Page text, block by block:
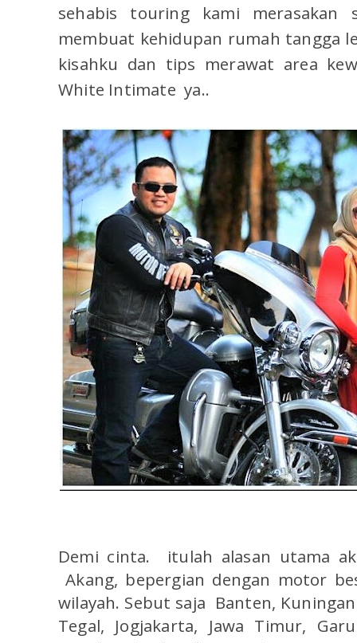
sehabis touring kami merasakan
membuat kehidupan rumah tangga
kisahku dan tips merawat area
White Intimate ya..
Demi cinta.
itulah alasan utama
Akang, bepergian dengan motor
wilayah. Sebut saja Banten,
Tegal, Jogjakarta, Jawa Timur,